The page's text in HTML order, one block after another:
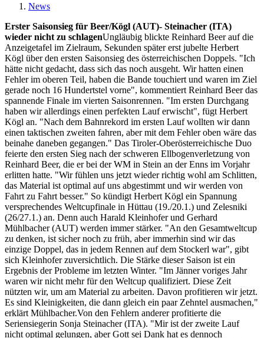
News
Erster Saisonsieg für Beer/Kögl (AUT)- Steinacher (ITA)
wieder nicht zu schlagenUngläubig blickte Reinhard Beer auf die
Anzeigetafel im Zielraum, Sekunden später erst jubelte Herbert
Kögl über den ersten Saisonsieg des österreichischen Doppels. "Ich
hätte nicht gedacht, dass sich das noch ausgeht. Wir hatten einen
Fehler im oberen Teil, haben die Bande touchiert und waren im Ziel
gerade noch 16 Hundertstel vorne", kommentiert Reinhard Beer das
spannende Finale im vierten Saisonrennen. "Im ersten Durchgang
haben wir allerdings einen perfekten Lauf erwischt", fügt Herbert
Kögl an. "Nach dem Bahnrekord im ersten Lauf wollten wir dann
einen taktischen zweiten fahren, aber mit dem Fehler oben wäre das
beinahe daneben gegangen." Das Tiroler-Oberösterreichische Duo
feierte den ersten Sieg nach der schweren Ellbogenverletzung von
Reinhard Beer, die er bei der WM in Stein an der Enns im Vorjahr
erlitten hatte. "Wir fühlen uns jetzt wieder richtig wohl am Schlitten,
das Material ist optimal auf uns abgestimmt und wir werden von
Fahrt zu Fahrt besser." So kündigt Herbert Kögl ein Spannung
versprechendes Weltcupfinale in Hüttau (19./20.1.) und Zelesniki
(26/27.1.) an. Denn auch Harald Kleinhofer und Gerhard
Mühlbacher (AUT) werden immer stärker. "An den Gesamtweltcup
zu denken, ist sicher noch zu früh, aber immerhin sind wir das
einzige Doppel, das in jedem Rennen auf dem Stockerl war", gibt
sich Kleinhofer zuversichtlich. Die Stärke dieser Saison ist ein
Ergebnis der Probleme im letzten Winter. "Im Jänner voriges Jahr
waren wir nicht mehr für den Weltcup qualifiziert. Diese Zeit
nützten wir, um am Material zu arbeiten. Davon profitieren wir jetzt.
Es sind Kleinigkeiten, die dann gleich ein paar Zehntel ausmachen,"
erklärt Mühlbacher.Von den Fehlern anderer profitierte die
Seriensiegerin Sonja Steinacher (ITA). "Mir ist der zweite Lauf
nicht optimal gelungen, aber Gott sei Dank hat es dennoch